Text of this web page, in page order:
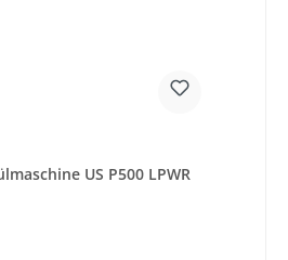
US P500 LPWR